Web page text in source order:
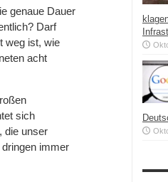
genaue Dauer
Darf
weg ist, wie
acht
sich
die unser
immer